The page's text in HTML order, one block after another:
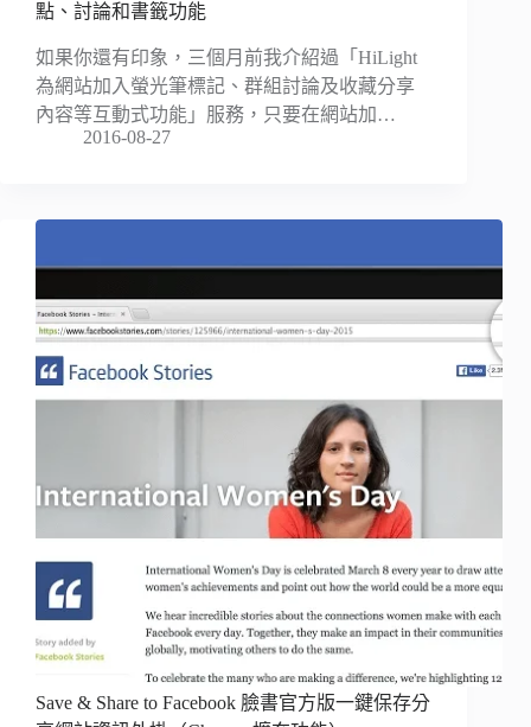
點、討論和書籤功能
如果你還有印象，三個月前我介紹過「HiLight
為網站加入螢光筆標記、群組討論及收藏分享
內容等互動式功能」服務，只要在網站加…
2016-08-27
Save & Share to Facebook 臉書官方版一鍵保存分